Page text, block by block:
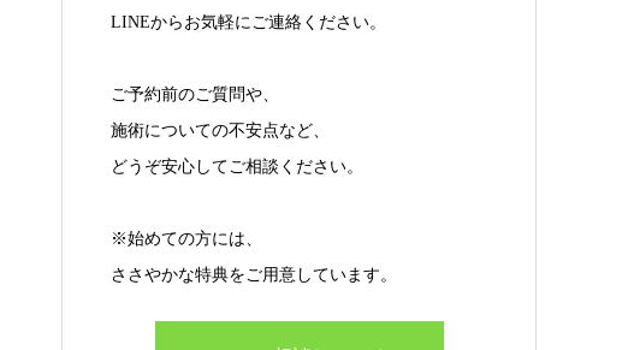
LINEからお気軽にご連絡ください。
ご予約前のご質問や、
施術についての不安点など、
どうぞ安心してご相談ください。
※始めての方には、
ささやかな特典をご用意しています。